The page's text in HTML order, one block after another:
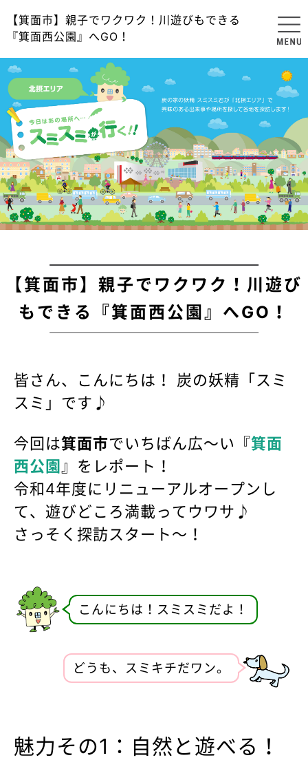
【箕面市】親子でワクワク！川遊びもできる
『箕面西公園』へGO！
【箕面市】親子でワクワク！川遊び
もできる『箕面西公園』へGO！
皆さん、こんにちは！ 炭の妖精「スミ
スミ」です♪
今回は箕面市でいちばん広〜い『箕面
西公園』をレポート！
令和4年度にリニューアルオープンし
て、遊びどころ満載ってウワサ♪
さっそく探訪スタート〜！
こんにちは！スミスミだよ！
どうも、スミキチだワン。
魅力その1：自然と遊べる！